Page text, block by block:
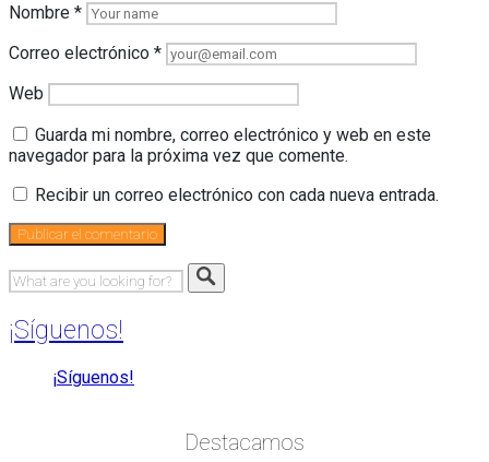
Nombre *
Correo electrónico *
Web
Guarda mi nombre, correo electrónico y web en este
navegador para la próxima vez que comente.
Recibir un correo electrónico con cada nueva entrada.
¡Síguenos!
¡Síguenos!
Destacamos